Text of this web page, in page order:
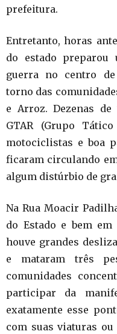
prefeitura.
Entretanto, horas
do estado preparou
guerra no centro
torno das
e Arroz. Dezenas
GTAR (Grupo
motociclistas e boa
ficaram circulando
algum distúrbio de
Na Rua Moacir
do Estado e bem
houve grandes
e mataram três
comunidades
participar da
exatamente esse
com suas viaturas